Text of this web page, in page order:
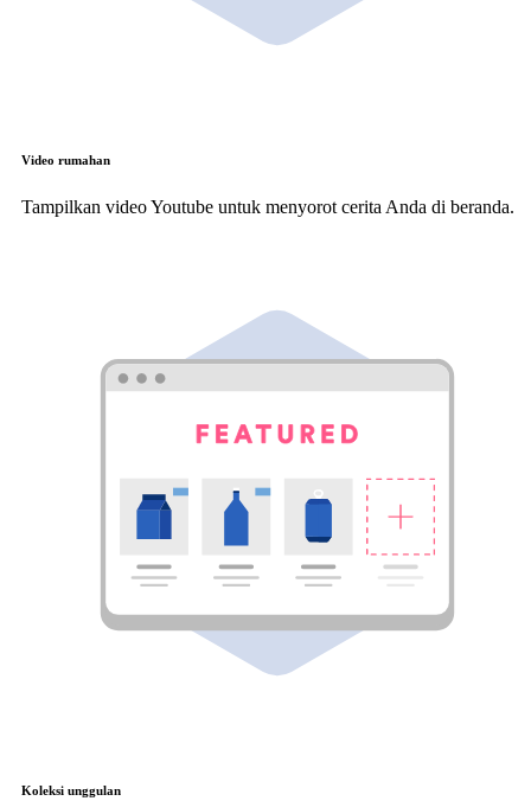
Video rumahan
Tampilkan video Youtube untuk menyorot cerita Anda di beranda.
Koleksi unggulan